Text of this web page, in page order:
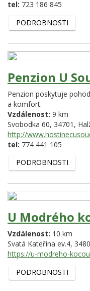
tel: 723 186 845
PODROBNOSTI
Penzion U
Penzion poskytuje
a komfort.
Vzdálenost: 9 km
Svobodka 60, 34701,
http://
tel: 774 441 105
PODROBNOSTI
U Modrého
Vzdálenost: 10 km
Svatá Kateřina ev.4,
https://u-modreho-
PODROBNOSTI